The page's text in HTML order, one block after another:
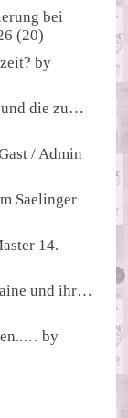
bei
(20)
by
die zu…
/ Admin
Saelinger
14.
und ihr…
by